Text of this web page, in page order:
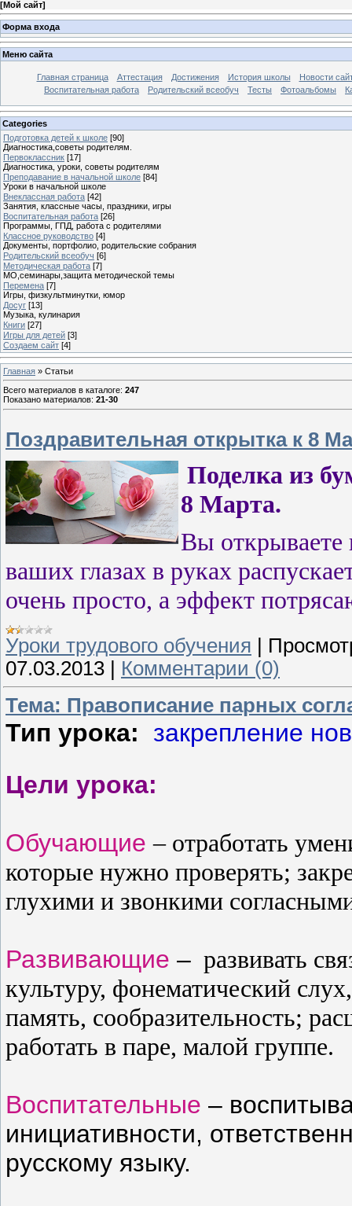
[Мой сайт]
Форма входа
Меню сайта
Главная страница Аттестация Достижения История школы
Новости
Воспитательная работа
Родительский всеобуч Тесты Фотоальбомы
Categories
Подготовка детей к школе [90]
Диагностика,советы родителям.
Первоклассник [17]
Диагностика, уроки, советы родителям
Преподавание в начальной школе [84]
Уроки в начальной школе
Внеклассная работа [42]
Занятия, классные часы, праздники, игры
Воспитательная работа [26]
Программы, ГПД, работа с родителями
Классное руководство [4]
Документы, портфолио, родительские собрания
Родительский всеобуч [6]
Методическая работа [7]
МО,семинары,защита методической темы
Перемена [7]
Игры, физкультминутки, юмор
Досуг [13]
Музыка, кулинария
Книги [27]
Игры для детей [3]
Создаем сайт [4]
Главная » Статьи
Всего материалов в каталоге: 247
Показано материалов: 21-30
Поздравительная открытка к 8
Поделка из
8 Марта.
Вы открываете
ваших глазах в руках
очень просто, а эффект
Уроки трудового обучения |
07.03.2013 | Комментарии (0)
Тема: Правописание парных
Тип урока:
закрепление
Цели урока:
Обучающие– отработать
которые нужно проверять;
глухими и звонкими
Развивающие – развивать
культуру, фонематический
память, сообразительность;
работать в паре, малой группе.
Воспитательные –
инициатив­ности,
русскому языку.